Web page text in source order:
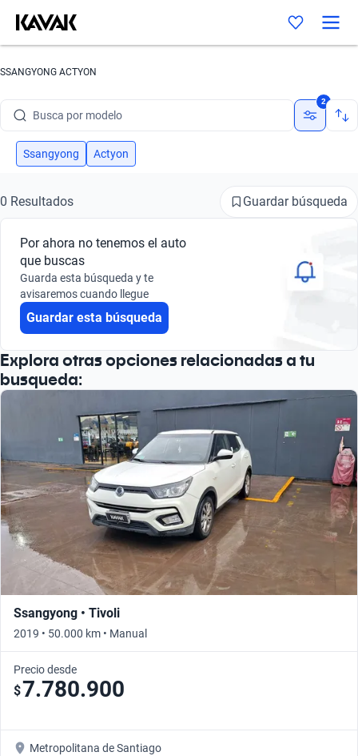
SSANGYONG ACTYON
Busca por modelo
Busca por versión
Busca por marca
Busca por modelo
Busca por versión
2
Ssangyong Actyon
0 Resultados Guardar búsqueda
Por ahora no tenemos el auto
que buscas
Guarda esta búsqueda y te
avisaremos cuando llegue
Guardar esta búsqueda
Explora otras opciones relacionadas a tu
busqueda:
Ssangyong • Tivoli
2019 • 50.000 km • Manual
Precio desde
$7.780.900
Metropolitana de Santiago